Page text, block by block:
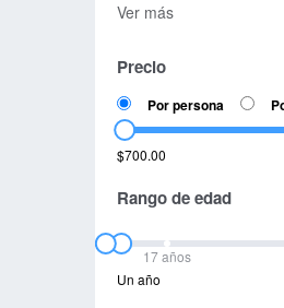
Ver más
Precio
Por persona
$700.00
Rango de edad
17 años
Un año